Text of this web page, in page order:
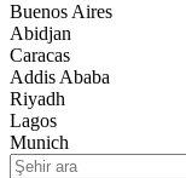
Buenos Aires
Abidjan
Caracas
Addis Ababa
Riyadh
Lagos
Munich